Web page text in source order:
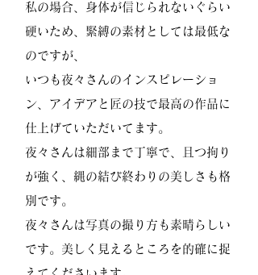
私の場合、身体が信じられないぐらい
硬いため、緊縛の素材としては最低な
のですが、
いつも夜々さんのインスピレーショ
ン、アイデアと匠の技で最高の作品に
仕上げていただいてます。
夜々さんは細部まで丁寧で、且つ拘り
が強く、縄の結び終わりの美しさも格
別です。
夜々さんは写真の撮り方も素晴らしい
です。美しく見えるところを的確に捉